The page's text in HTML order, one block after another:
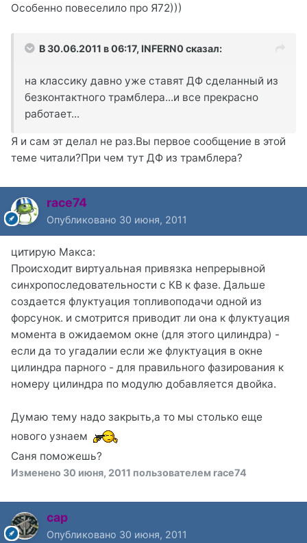
Особенно повеселило про Я72)))
В 30.06.2011 в 06:17, INFERN0 сказал:
на классику давно уже ставят ДФ сделанный из
безконтактного трамблера...и все прекрасно
работает...
Я и сам эт делал не раз.Вы первое сообщение в этой
теме читали?При чем тут ДФ из трамблера?
race74
Опубликовано 30 июня, 2011
цитирую Макса:
Происходит виртуальная привязка непрерывной
синхропоследовательности с КВ к фазе. Дальше
создается флуктуация топливоподачи одной из
форсунок. и смотрится приводит ли она к флуктуация
момента в ожидаемом окне (для этого цилиндра) -
если да то угадалии если же флуктуация в окне
цилиндра парного - для правильного фазирования к
номеру цилиндра по модулю добавляется двойка.
Думаю тему надо закрыть,а то мы столько еще
нового узнаем
Саня поможешь?
Изменено 30 июня, 2011 пользователем race74
cap
Опубликовано 30 июня, 2011